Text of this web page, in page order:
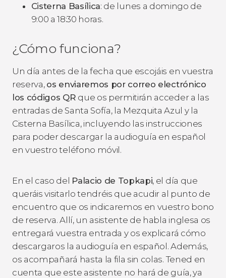
Cisterna Basílica: de lunes a domingo de
9:00 a 18:30 horas.
¿Cómo funciona?
Un día antes de la fecha que escojáis en vuestra
reserva, os enviaremos por correo electrónico
los códigos QR que os permitirán acceder a las
entradas de Santa Sofía, la Mezquita Azul y la
Cisterna Basílica, incluyendo las instrucciones
para poder descargar la audioguía en español
en vuestro teléfono móvil.
En el caso del Palacio de Topkapi, el día que
queráis visitarlo tendréis que acudir al punto de
encuentro que os indicaremos en vuestro bono
de reserva. Allí, un asistente de habla inglesa os
entregará vuestra entrada y os explicará cómo
descargaros la audioguía en español. Además,
os acompañará hasta la fila sin colas. Tened en
cuenta que este asistente no hará de guía, ya